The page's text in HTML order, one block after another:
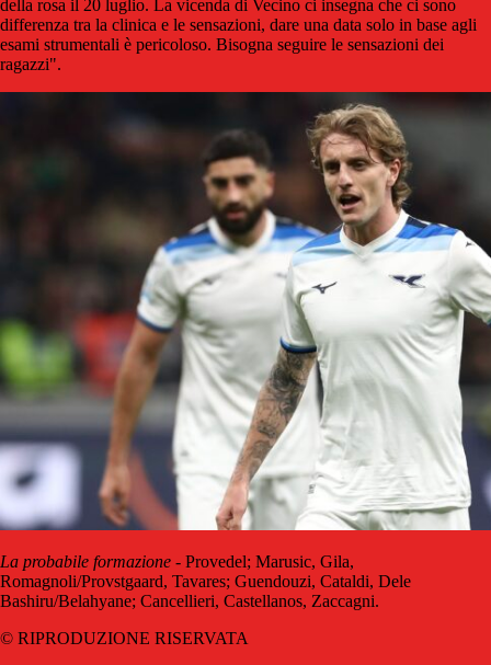
della rosa il 20 luglio. La vicenda di Vecino ci insegna che ci sono
differenza tra la clinica e le sensazioni, dare una data solo in base agli
esami strumentali è pericoloso. Bisogna seguire le sensazioni dei
ragazzi".
La probabile formazione - Provedel; Marusic, Gila,
Romagnoli/Provstgaard, Tavares; Guendouzi, Cataldi, Dele
Bashiru/Belahyane; Cancellieri, Castellanos, Zaccagni.
© RIPRODUZIONE RISERVATA